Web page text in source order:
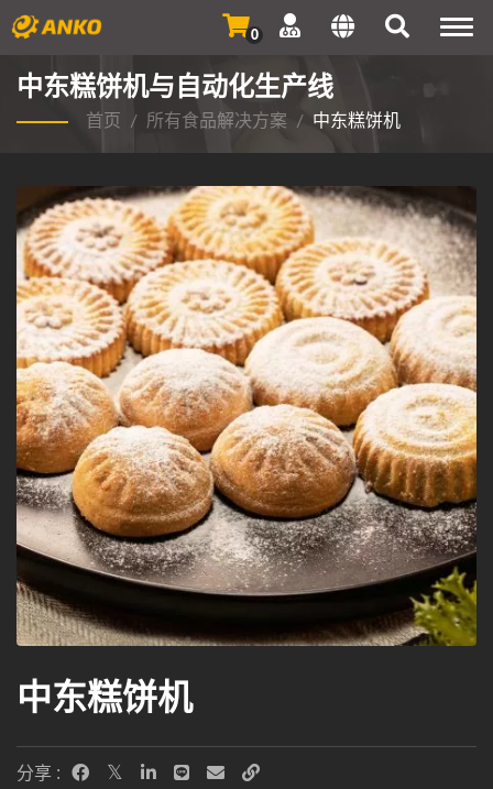
0
中东糕饼机与自动化生产线
首页 / 所有食品解决方案 / 中东糕饼机
中东糕饼机
分享 :